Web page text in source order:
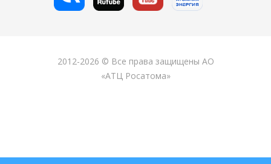
2012-2026 © Все права защищены АО
«АТЦ Росатома»